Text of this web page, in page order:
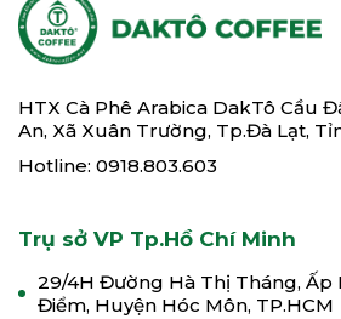
HTX Cà Phê Arabica DakTô Cầu
An, Xã Xuân Trường, Tp.Đà Lạt,
Hotline: 0918.803.603
Trụ sở VP Tp.Hồ Chí Minh
29/4H Đường Hà Thị Tháng, Ấp
Điểm, Huyện Hóc Môn, TP.HCM